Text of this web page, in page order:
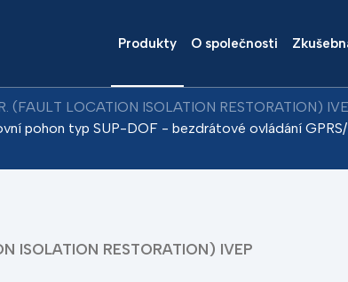
Produkty O společnosti
(FAULT LOCATION ISOLATION RESTORATION)
pohon typ SUP-DOF - bezdrátové ovládání GPRS/
ISOLATION RESTORATION) IVEP